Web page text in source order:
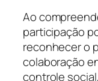
Ao
participação
reconhecer o
colaboração
controle